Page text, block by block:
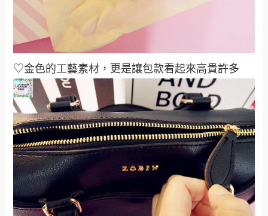
♡金色的工藝素材，更是讓包款看起來高貴許多